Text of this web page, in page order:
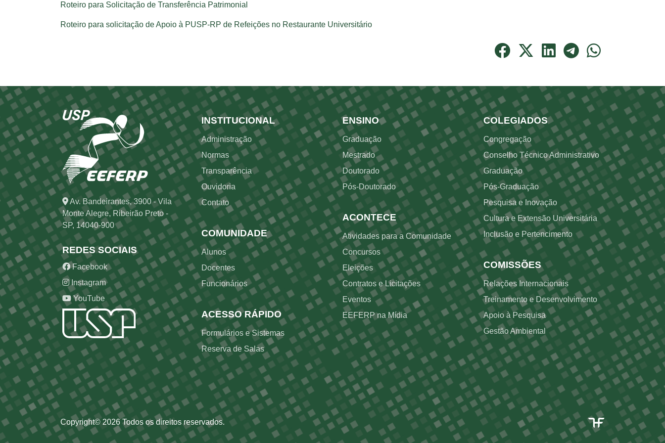
Roteiro para Solicitação de Transferência Patrimonial
Roteiro para solicitação de Apoio à PUSP-RP de Refeições no Restaurante Universitário
Av. Bandeirantes, 3900 - Vila
Monte Alegre, Ribeirão Preto -
SP, 14040-900
REDES SOCIAIS
Facebook
Instagram
YouTube
Rodapé
INSTITUCIONAL
Administração
Normas
Transparência
Ouvidoria
Contato
COMUNIDADE
Alunos
Docentes
Funcionários
ACESSO RÁPIDO
Formulários e Sistemas
Reserva de Salas
Rodapé 2
ENSINO
Graduação
Mestrado
Doutorado
Pós-Doutorado
ACONTECE
Atividades para a Comunidade
Concursos
Eleições
Contratos e Licitações
Eventos
EEFERP na Mídia
Rodapé 3
COLEGIADOS
Congregação
Conselho Técnico Administrativo
Graduação
Pós-Graduação
Pesquisa e Inovação
Cultura e Extensão Universitária
Inclusão e Pertencimento
COMISSÕES
Relações Internacionais
Treinamento e Desenvolvimento
Apoio à Pesquisa
Gestão Ambiental
Copyright© 2026Todos os direitos reservados.